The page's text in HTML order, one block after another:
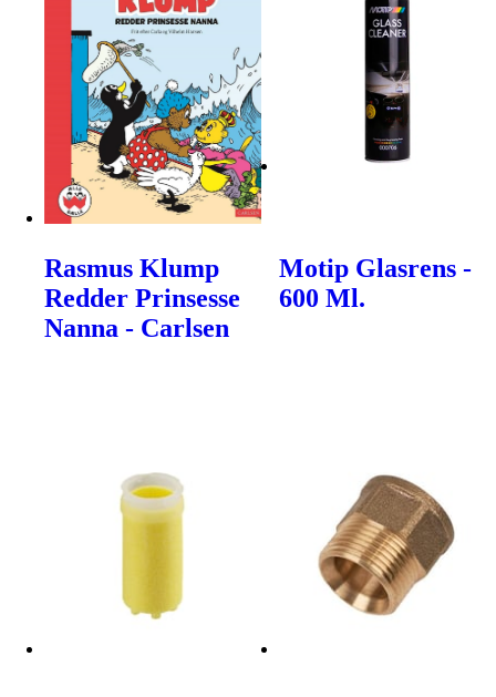
Rasmus Klump
Redder Prinsesse
Nanna - Carlsen
Motip Glasrens -
600 Ml.